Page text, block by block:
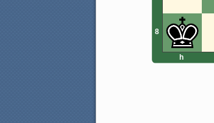
8
h